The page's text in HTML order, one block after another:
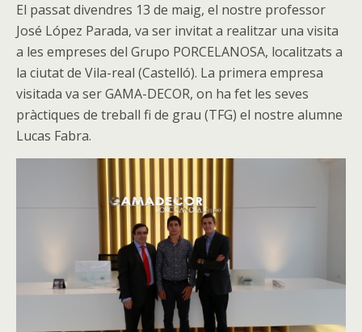
El passat divendres 13 de maig, el nostre professor
José López Parada, va ser invitat a realitzar una visita
a les empreses del Grupo PORCELANOSA, localitzats a
la ciutat de Vila-real (Castelló). La primera empresa
visitada va ser GAMA-DECOR, on ha fet les seves
pràctiques de treball fi de grau (TFG) el nostre alumne
Lucas Fabra.